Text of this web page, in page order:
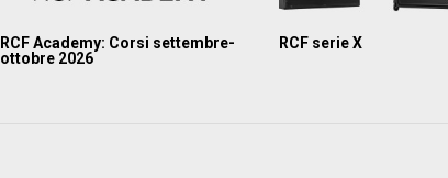
RCF Academy: Corsi settembre-
ottobre 2026
RCF serie X